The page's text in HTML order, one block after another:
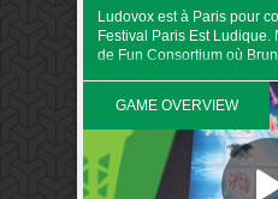
Ludovox est à Paris pour
Festival Paris Est Ludique.
de Fun Consortium où
GAME OVERVIEW